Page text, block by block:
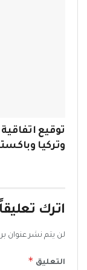
توقيع
وتركيا
اترك تعليقاً
لن يتم نشر عنوان
التعليق *